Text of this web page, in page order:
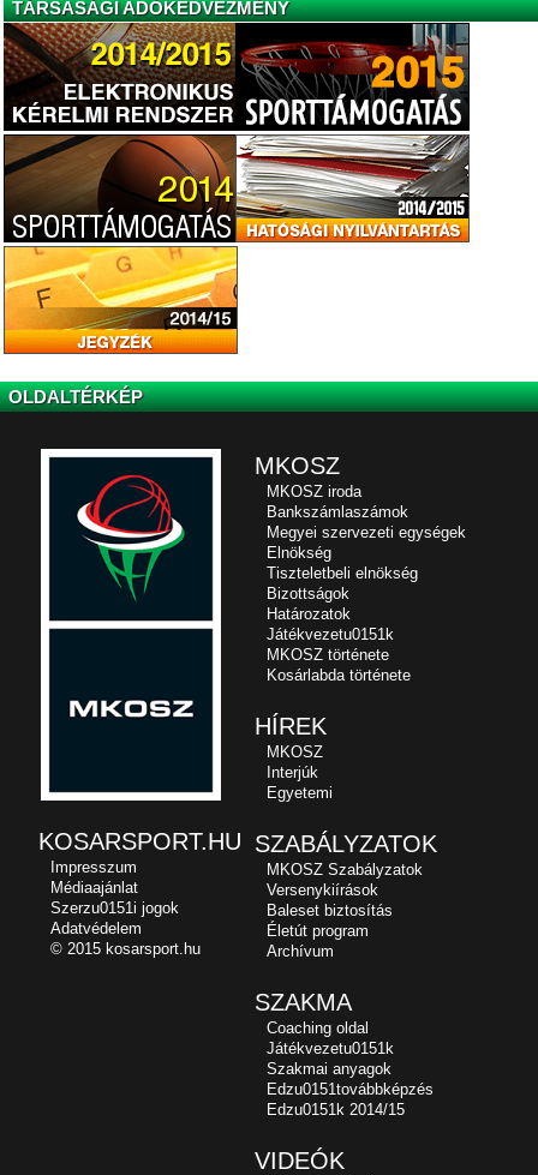
TÁRSASÁGI ADÓKEDVEZMÉNY
OLDALTÉRKÉP
MKOSZ
MKOSZ iroda
Bankszámlaszámok
Megyei szervezeti egységek
Elnökség
Tiszteletbeli elnökség
Bizottságok
Határozatok
Játékvezetu0151k
MKOSZ története
Kosárlabda története
HÍREK
MKOSZ
Interjúk
Egyetemi
SZABÁLYZATOK
MKOSZ Szabályzatok
Versenykiírások
Baleset biztosítás
Életút program
Archívum
SZAKMA
Coaching oldal
Játékvezetu0151k
Szakmai anyagok
Edzu0151továbbképzés
Edzu0151k 2014/15
VIDEÓK
KOSARSPORT.HU
Impresszum
Médiaajánlat
Szerzu0151i jogok
Adatvédelem
© 2015 kosarsport.hu